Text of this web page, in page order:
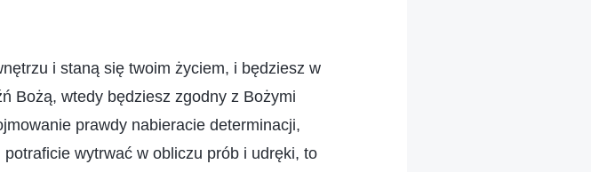
i staną się twoim życiem, i będziesz w
Bożą, wtedy będziesz zgodny z Bożymi
prawdy nabieracie determinacji,
wytrwać w obliczu prób i udręki, to